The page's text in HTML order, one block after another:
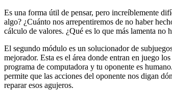
Es una forma útil de pensar, pero increíblemente
algo? ¿Cuánto nos arrepentiremos de no haber
cálculo de valores. ¿Qué es lo que más lamenta
El segundo módulo es un solucionador de
mejorador. Esta es el área donde entran en juego
programa de computadora y tu oponente es
permite que las acciones del oponente nos digan
reparar esos agujeros.